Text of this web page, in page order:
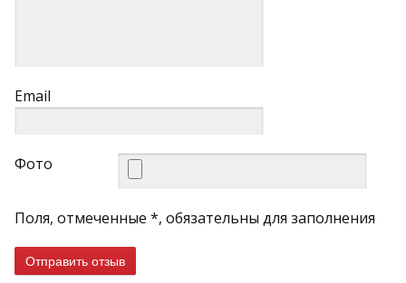
Email
Фото
Поля, отмеченные *, обязательны для заполнения
Отправить отзыв